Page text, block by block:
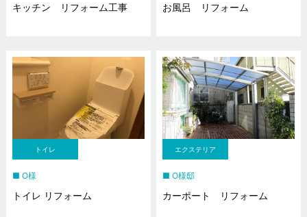
キッチン リフォーム工事 お風呂 リフォーム
トイレ
O様
トイレ リフォーム
エクステリア
O様邸
カーポート リフォーム